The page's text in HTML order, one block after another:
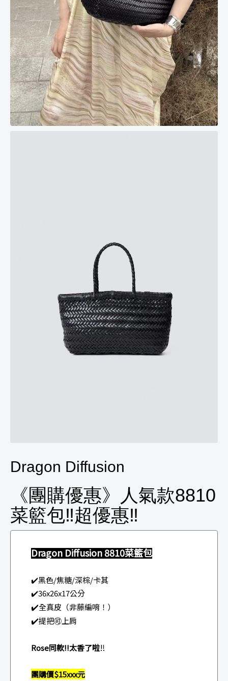
Dragon Diffusion
《團購優惠》人氣款8810
菜籃包‼️超優惠‼️
Dragon Diffusion8810菜籃包
✔️黑色/焦糖/深棕/卡其
✔️36x26x17公分
✔️全真皮（非藤編唷！）
✔️提把🉑上肩
Rose同款‼️太香了啦‼️
團購價$15xxx元